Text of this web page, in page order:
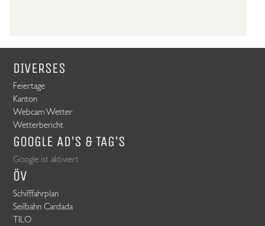
DIVERSES
Feiertage
Kanton
Webcam Wetter
Wetterbericht
GOOGLE AD's & TAG's
Google ist aktiviert
ÖV
Schifffahrplan
Seilbahn Cardada
TILO